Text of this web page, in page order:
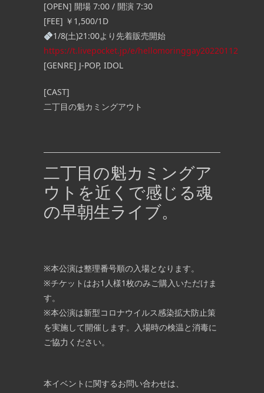
[OPEN] 開場 7:00 / 開演 7:30
[FEE] ￥1,500/1D
1/8(土)21:00より先着販売開始
https://t.livepocket.jp/e/hellomoringgay20220112
[GENRE] J-POP, IDOL
[CAST]
二丁目の魁カミングアウト
二丁目の魁カミングア
ウトを近くで感じる魂
の早朝生ライブ。
※本公演は整理番号順の入場となります。
※チケットはお1人様1枚のみご購入いただけま
す。
※本公演は新型コロナウイルス感染拡大防止策
を実施して開催します。入場時の検温と消毒に
ご協力ください。
本イベントに関するお問い合わせは、